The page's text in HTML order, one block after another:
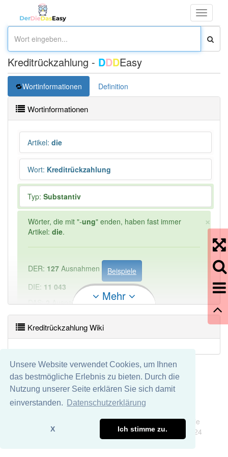
Unsere Website verwendet Cookies, um Ihnen
das bestmögliche Erlebnis zu bieten. Durch die
Nutzung unserer Seite erklären Sie sich damit
einverstanden.
Datenschutzerklärung
X Ich stimme zu.
Toggle
Kreditrückzahlung - DDDEasy
Wortinformationen Definition
Wortinformationen
Artikel: die
Wort: Kreditrückzahlung
Typ: Substantiv
×
Wörter, die mit "-ung" enden, haben fast immer
Artikel: die.
DER: 127 Ausnahmen
Beispiele
DIE: 11 043
DAS:2Ausnahmen Beispiele
Häufigkeit: 2 von 10
Wörter mit Endung-kreditrückzahlungaber mit
einem anderen Artikel: -1
85% unserer Spielapp-Nutzer haben den Artikel
Mehr
Kreditrückzahlung Wiki
Wir übernehmen keine Garantie und keine Haftung für die
Richtigkeit und Vollständigkeit dieser Seite. DDDEasy 2024